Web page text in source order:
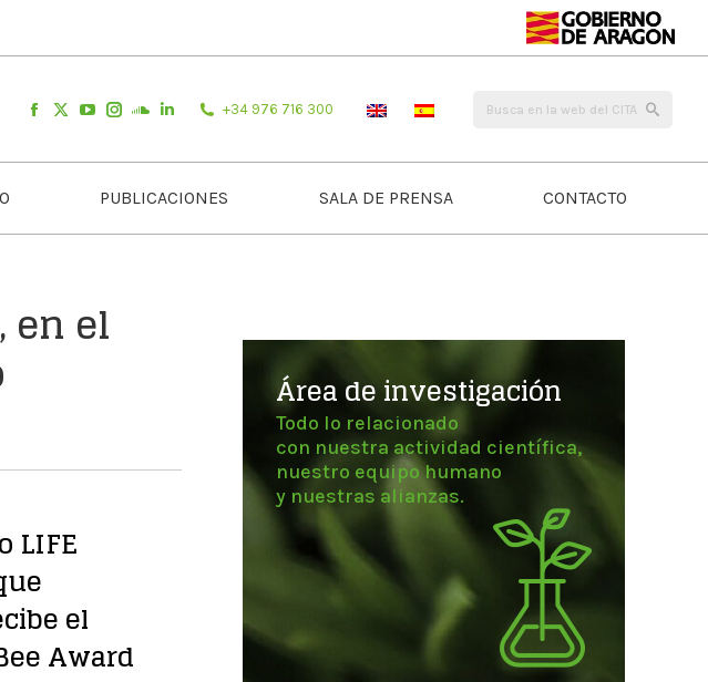
+34 976 716 300
PUBLICACIONES SALA DE PRENSA CONTACTO
en el
LIFE
el
Award
Área de investigación
Todo lo relacionado
con nuestra actividad científica,
nuestro equipo humano
y nuestras alianzas.